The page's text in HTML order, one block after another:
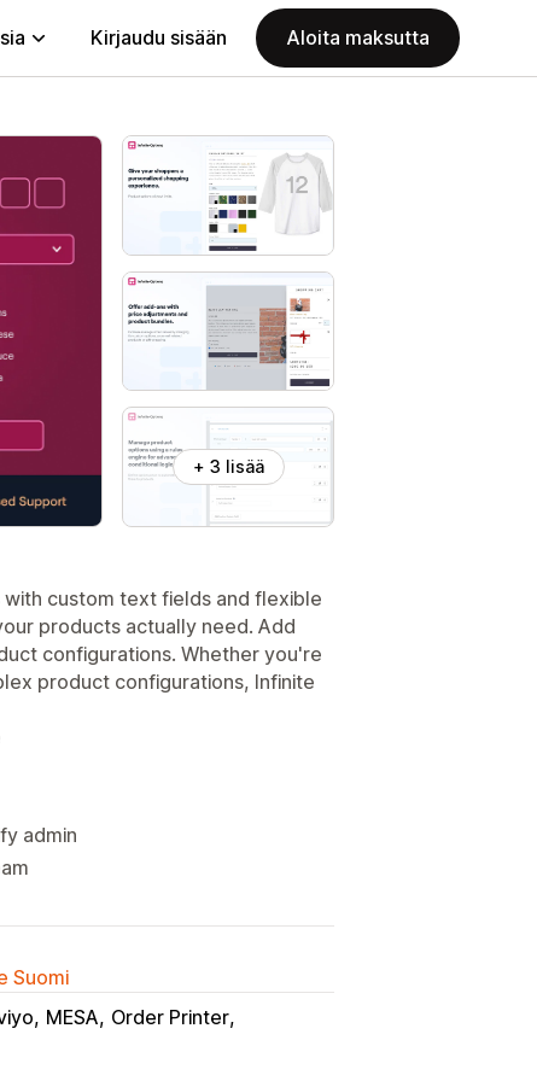
Kirjaudu sisään Aloita maksutta
+ 3 lisää
custom text fields and flexible
products actually need. Add
configurations. Whether you're
product configurations, Infinite
admin
Suomi
MESA Order Printer